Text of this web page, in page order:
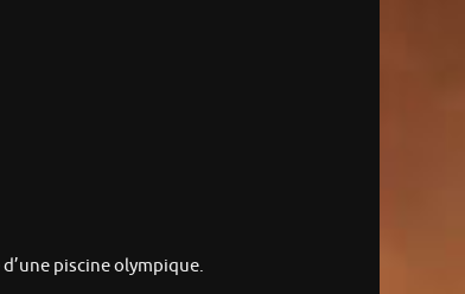
piscine olympique.